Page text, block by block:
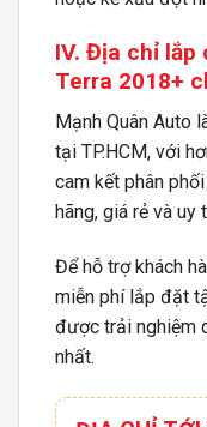
IV. Địa chỉ lắp
Terra 2018+
Mạnh Quân Auto
tại TP.HCM, với
cam kết phân
hãng, giá rẻ và uy
Để hỗ trợ khách
miễn phí lắp đặt
được trải nghiệm
nhất.